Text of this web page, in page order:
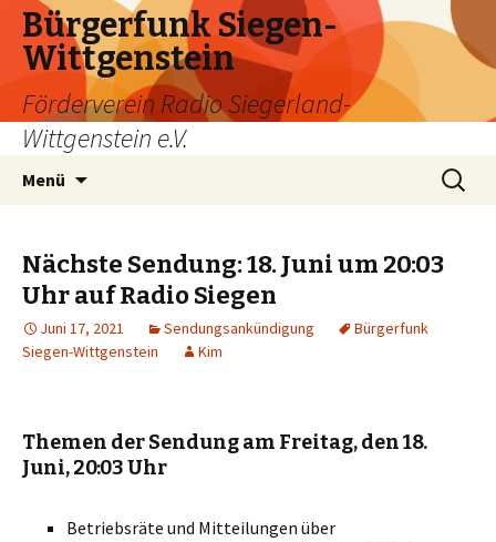
Bürgerfunk Siegen-
Wittgenstein
Förderverein Radio Siegerland-
Wittgenstein e.V.
Menü
Suche
nach:
Nächste Sendung: 18. Juni um 20:03
Uhr auf Radio Siegen
Juni 17, 2021 Sendungsankündigung
Bürgerfunk
Siegen-Wittgenstein
Kim
Themen der Sendung am Freitag, den 18.
Juni, 20:03 Uhr
Betriebsräte und Mitteilungen über